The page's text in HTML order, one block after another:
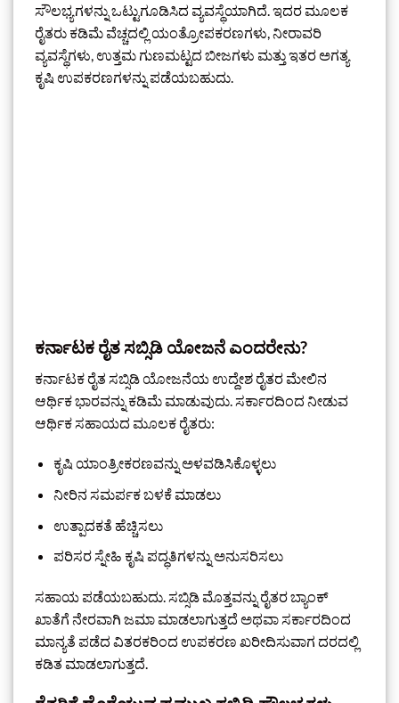
ಸೌಲಭ್ಯಗಳನ್ನು ಒಟ್ಟುಗೂಡಿಸಿದ ವ್ಯವಸ್ಥೆಯಾಗಿದೆ. ಇದರ ಮೂಲಕ
ರೈತರು ಕಡಿಮೆ ವೆಚ್ಚದಲ್ಲಿ ಯಂತ್ರೋಪಕರಣಗಳು, ನೀರಾವರಿ
ವ್ಯವಸ್ಥೆಗಳು, ಉತ್ತಮ ಗುಣಮಟ್ಟದ ಬೀಜಗಳು ಮತ್ತು ಇತರ ಅಗತ್ಯ
ಕೃಷಿ ಉಪಕರಣಗಳನ್ನು ಪಡೆಯಬಹುದು.
ಕರ್ನಾಟಕ ರೈತ ಸಬ್ಸಿಡಿ ಯೋಜನೆ ಎಂದರೇನು?
ಕರ್ನಾಟಕ ರೈತ ಸಬ್ಸಿಡಿ ಯೋಜನೆಯ ಉದ್ದೇಶ ರೈತರ ಮೇಲಿನ
ಆರ್ಥಿಕ ಭಾರವನ್ನು ಕಡಿಮೆ ಮಾಡುವುದು. ಸರ್ಕಾರದಿಂದ ನೀಡುವ
ಆರ್ಥಿಕ ಸಹಾಯದ ಮೂಲಕ ರೈತರು:
ಕೃಷಿ ಯಾಂತ್ರೀಕರಣವನ್ನು ಅಳವಡಿಸಿಕೊಳ್ಳಲು
ನೀರಿನ ಸಮರ್ಪಕ ಬಳಕೆ ಮಾಡಲು
ಉತ್ಪಾದಕತೆ ಹೆಚ್ಚಿಸಲು
ಪರಿಸರ ಸ್ನೇಹಿ ಕೃಷಿ ಪದ್ಧತಿಗಳನ್ನು ಅನುಸರಿಸಲು
ಸಹಾಯ ಪಡೆಯಬಹುದು. ಸಬ್ಸಿಡಿ ಮೊತ್ತವನ್ನು ರೈತರ ಬ್ಯಾಂಕ್
ಖಾತೆಗೆ ನೇರವಾಗಿ ಜಮಾ ಮಾಡಲಾಗುತ್ತದೆ ಅಥವಾ ಸರ್ಕಾರದಿಂದ
ಮಾನ್ಯತೆ ಪಡೆದ ವಿತರಕರಿಂದ ಉಪಕರಣ ಖರೀದಿಸುವಾಗ ದರದಲ್ಲಿ
ಕಡಿತ ಮಾಡಲಾಗುತ್ತದೆ.